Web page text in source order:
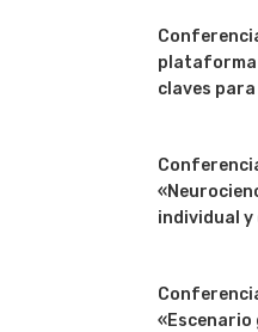
plataforma
claves
individual y